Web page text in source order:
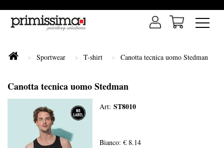
Sportwear T-shirt Canotta tecnica uomo Stedman
Canotta tecnica uomo Stedman
Art: ST8010
Bianco: € 8.14